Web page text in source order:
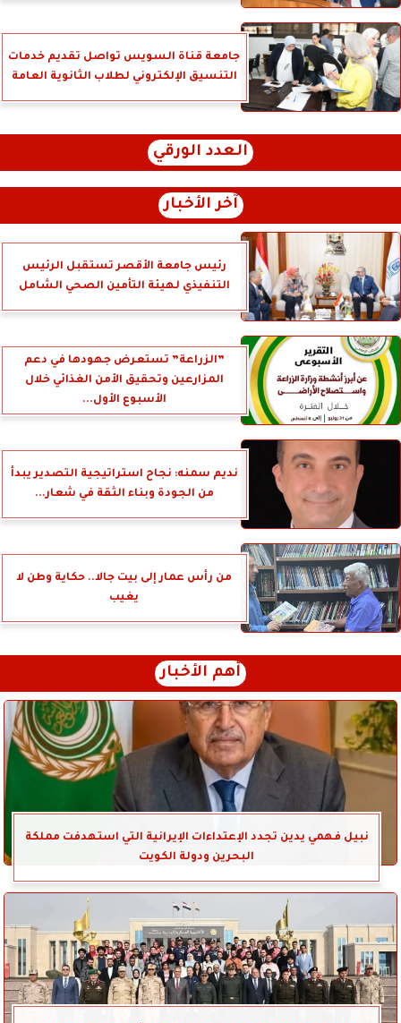
جامعة قناة السويس تواصل تقديم خدمات
التنسيق الإلكتروني لطلاب الثانوية العامة
العدد الورقي
آخر الأخبار
رئيس جامعة الأقصر تستقبل الرئيس
التنفيذي لهيئة التأمين الصحي الشامل
”الزراعة” تستعرض جهودها في دعم
المزارعين وتحقيق الأمن الغذائي خلال
الأسبوع الأول...
نديم سمنه: نجاح استراتيجية التصدير يبدأ
من الجودة وبناء الثقة في شعار...
من رأس عمار إلى بيت جالا.. حكاية وطن لا
يغيب
أهم الأخبار
نبيل فهمي يدين تجدد الإعتداءات الإيرانية التي استهدفت مملكة
البحرين ودولة الكويت